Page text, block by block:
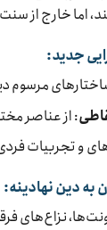
اما خارج از
جدید:
مرسوم
: از عناصر
و تجربیات
به دین نهادینه:
نزاع‌های